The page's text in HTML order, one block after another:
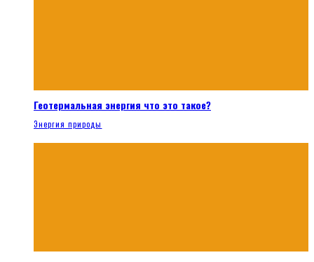
Геотермальная энергия что это такое?
Энергия природы